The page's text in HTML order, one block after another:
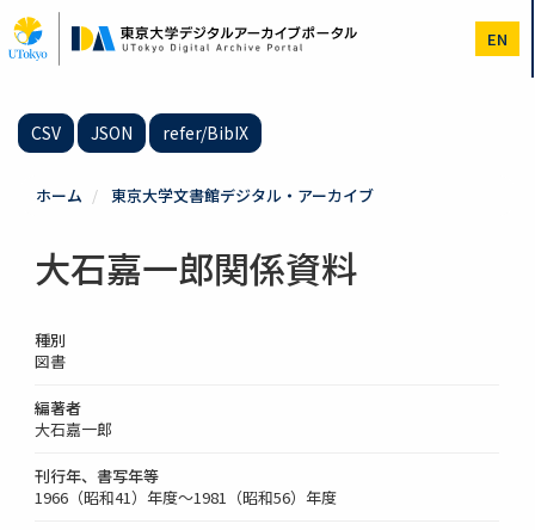
イ
ン
EN
CSV JSON refer/BibIX
ホーム 東京大学文書館デジタル・アーカイブ
大石嘉一郎関係資料
種別
図書
編著者
大石嘉一郎
刊行年、書写年等
1966（昭和41）年度～1981（昭和56）年度